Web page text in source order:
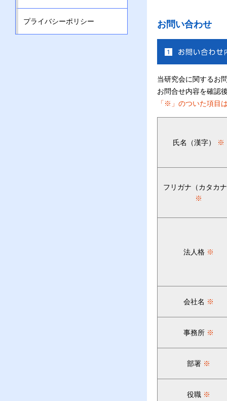
お問い合わせ
当研究会に関するお
お問合せ内容を確認
「※」のついた項目
氏名（漢字） ※
フリガナ（カタカ
※
法人格 ※
会社名 ※
事務所 ※
部署 ※
役職 ※
プライバシーポリシー